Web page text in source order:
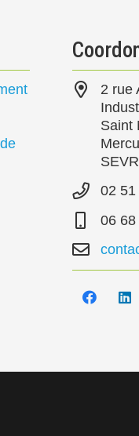
2 rue
Saint
02 51
06 68